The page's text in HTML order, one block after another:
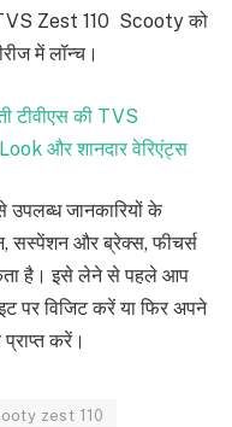
Zest 110 Scooty को
में लॉन्च।
टीवीएस की TVS
और शानदार वेरिएंट्स
उपलब्ध जानकारियों के
सस्पेंशन और ब्रेक्स, फीचर्स
है। इसे लेने से पहले आप
पर विजिट करें या फिर अपने
करें।
zest 110